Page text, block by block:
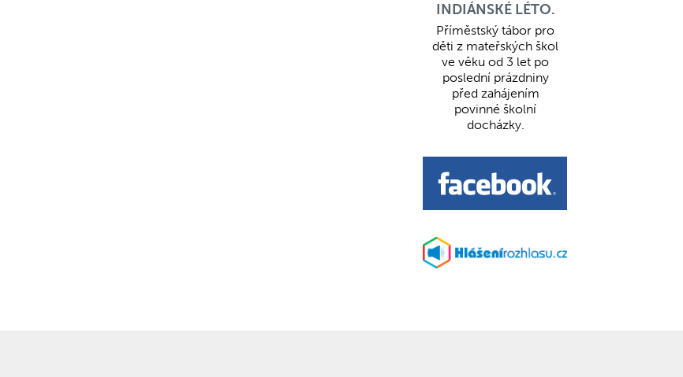
INDIÁNSKÉ LÉTO.
Příměstský tábor pro
děti z mateřských škol
ve věku od 3 let po
poslední prázdniny
před zahájením
povinné školní
docházky.